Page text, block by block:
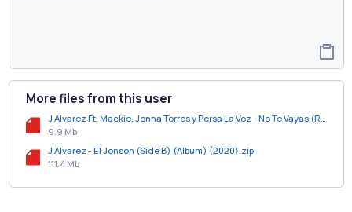
More files from this user
9.9 Mb
J Alvarez - El Jonson (Side B) (Album) (2020).zip
111.4 Mb